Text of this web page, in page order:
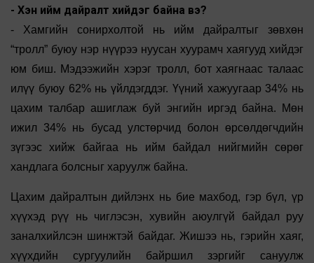
- Хэн ийм дайралт хийдэг байна вэ?
- Хамгийн сонирхолтой нь ийм дайралтыг зөвхөн
“тролл” буюу нэр нүүрээ нуусан хуурамч хаягууд хийдэг
юм биш. Мэдээжийн хэрэг тролл, бот хаягнаас талаас
илүү буюу 62% нь үйлдэгддэг. Үүний хажуугаар 34% нь
цахим талбар ашиглаж буй энгийн иргэд байна. Мөн
ижил 34% нь бусад улстөрчид болон өрсөлдөгчдийн
зүгээс хийж байгаа нь ийм байдал нийгмийн сөрөг
хандлага болсныг харуулж байна.
Цахим дайралтын дийлэнх нь бие махбод, гэр бүл, үр
хүүхэд рүү нь чиглэсэн, хувийн аюулгүй байдал руу
заналхийлсэн шинжтэй байдаг. Жишээ нь, гэрийн хаяг,
хүүхдийн сургуулийн байршил зэргийг сануулж